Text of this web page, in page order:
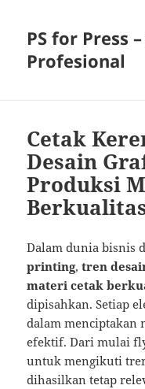
PS for Press
Profesional
Cetak
Desain
Produksi
Dalam dunia bisnis
printing,tren
materi cetak
dipisahkan. Setiap
dalam menciptakan
efektif. Dari mulai
untuk mengikuti
dihasilkan tetap